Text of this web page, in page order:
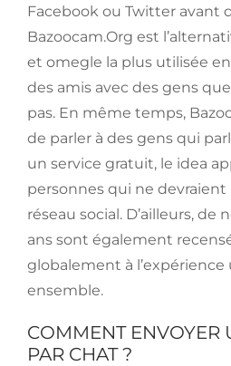
Facebook ou Twitter avant
Bazoocam.Org est
et omegle la plus utilisée
des amis avec des gens
pas. En même temps,
de parler à des gens qui
un service gratuit, le idea
personnes qui ne devraient
réseau social. D’ailleurs, de
ans sont également
globalement à
ensemble.
COMMENT ENVOYER
PAR CHAT ?